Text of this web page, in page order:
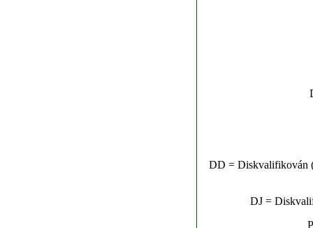
DD = Diskvalifikován
DJ =